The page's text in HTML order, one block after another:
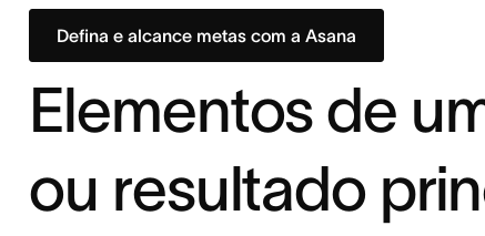
Defina e alcance metas com a Asana
Elementos de
ou resultado